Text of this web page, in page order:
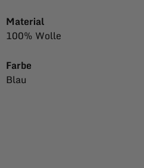
Material
100% Wolle
Farbe
Blau